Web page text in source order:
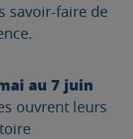
savoir-faire de
au 7 juin
ouvrent leurs